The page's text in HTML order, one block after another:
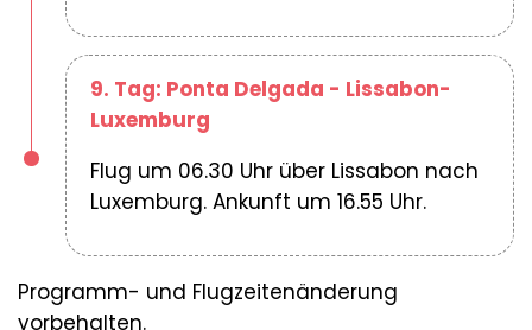
9. Tag: Ponta Delgada - Lissabon-
Luxemburg
Flug um 06.30 Uhr über Lissabon nach
Luxemburg. Ankunft um 16.55 Uhr.
Programm- und Flugzeitenänderung
vorbehalten.